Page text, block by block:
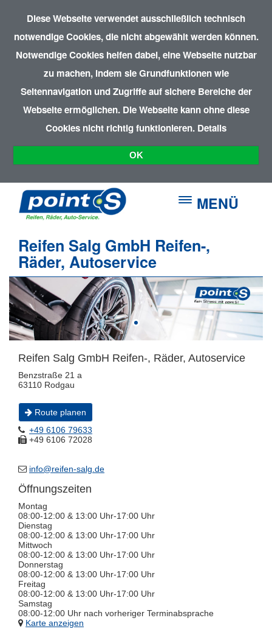
Diese Webseite verwendet ausschließlich technisch
notwendige Cookies, die nicht abgewählt werden können.
Notwendige Cookies helfen dabei, eine Webseite nutzbar
zu machen, indem sie Grundfunktionen wie
Seitennavigation und Zugriffe auf sichere Bereiche der
Webseite ermöglichen. Die Webseite kann ohne diese
Cookies nicht richtig funktionieren. Details
OK
MENÜ
Reifen Salg GmbH Reifen-,
Räder, Autoservice
Reifen Salg GmbH Reifen-, Räder, Autoservice
Benzstraße 21 a
63110 Rodgau
Route planen
+49 6106 79633
+49 6106 72028
info@reifen-salg.de
Öffnungszeiten
Montag
08:00-12:00 & 13:00 Uhr-17:00 Uhr
Dienstag
08:00-12:00 & 13:00 Uhr-17:00 Uhr
Mittwoch
08:00-12:00 & 13:00 Uhr-17:00 Uhr
Donnerstag
08:00-12:00 & 13:00 Uhr-17:00 Uhr
Freitag
08:00-12:00 & 13:00 Uhr-17:00 Uhr
Samstag
08:00-12:00 Uhr nach vorheriger Terminabsprache
Karte anzeigen